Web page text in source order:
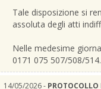
Tale disposizione si
assoluta degli atti
Nelle medesime
0171 075 507/508/514.
14/05/2026 -